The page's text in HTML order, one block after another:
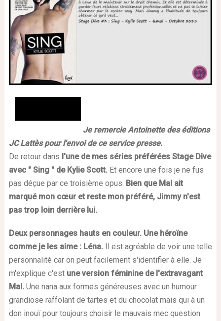
Je remercie Antoinette des éditions
JC Lattès pour l'envoi de ce service presse.
De retour dans l'une de mes séries préférées Stage Dive
avec " Sing " de Kylie Scott. Et encore une fois je ne fus
pas déçue par ce troisième opus. Bien que Mal ait
marqué mon cœur et reste mon préféré, Jimmy n'est
pas trop loin derrière lui.
Deux personnages hauts en couleur. Une héroïne
comme je les aime : Léna. Il est agréable de voir une telle
personnalité car on peut facilement s'identifier à elle. Je
m'explique c'est une version féminine de l'extravagant
Mal. Une nana aux formes généreuses avec un humour
grandiose raffolant de tartes et du chocolat mais qui à un
don inouï pour toujours choisir le mauvais mec question